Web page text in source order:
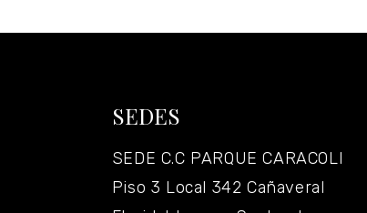
SEDES
SEDE C.C PARQUE CARACOLI
Piso 3 Local 342 Cañaveral